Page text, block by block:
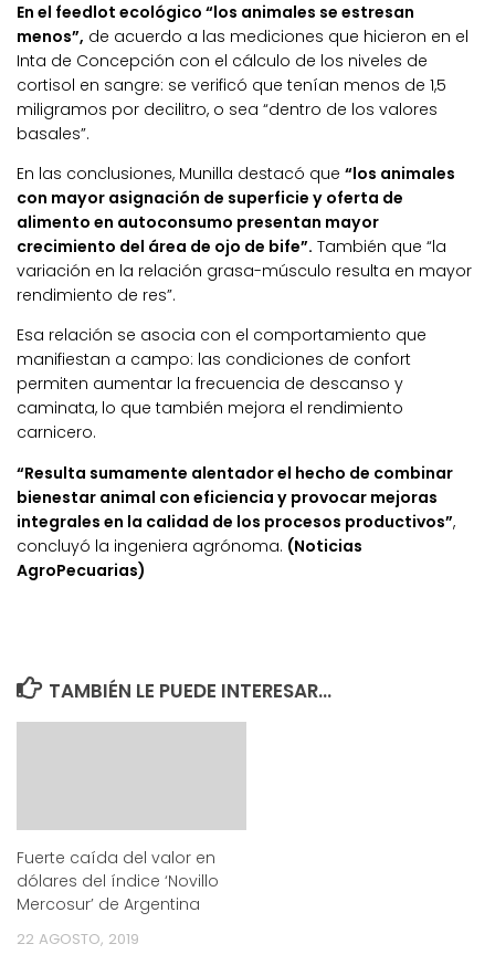
En el feedlot ecológico “los animales se estresan
menos”, de acuerdo a las mediciones que hicieron en el
Inta de Concepción con el cálculo de los niveles de
cortisol en sangre: se verificó que tenían menos de 1,5
miligramos por decilitro, o sea “dentro de los valores
basales”.
En las conclusiones, Munilla destacó que “los animales
con mayor asignación de superficie y oferta de
alimento en autoconsumo presentan mayor
crecimiento del área de ojo de bife”. También que “la
variación en la relación grasa-músculo resulta en mayor
rendimiento de res”.
Esa relación se asocia con el comportamiento que
manifiestan a campo: las condiciones de confort
permiten aumentar la frecuencia de descanso y
caminata, lo que también mejora el rendimiento
carnicero.
“Resulta sumamente alentador el hecho de combinar
bienestar animal con eficiencia y provocar mejoras
integrales en la calidad de los procesos productivos”,
concluyó la ingeniera agrónoma. (Noticias
AgroPecuarias)
TAMBIÉN LE PUEDE INTERESAR...
Fuerte caída del valor en
dólares del índice ‘Novillo
Mercosur’ de Argentina
22 AGOSTO, 2019